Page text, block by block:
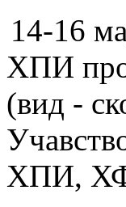
14-16
ХПИ
(вид -
ХПИ,